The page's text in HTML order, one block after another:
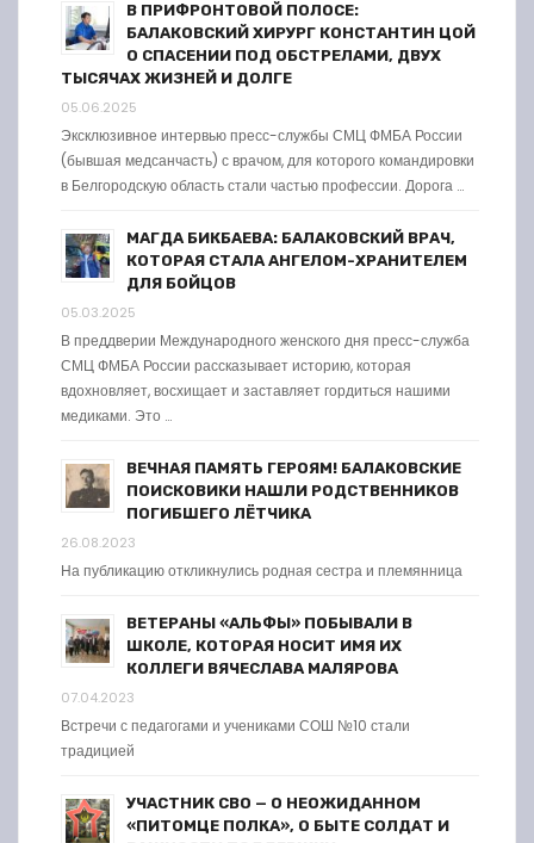
В ПРИФРОНТОВОЙ ПОЛОСЕ:
БАЛАКОВСКИЙ ХИРУРГ КОНСТАНТИН ЦОЙ
О СПАСЕНИИ ПОД ОБСТРЕЛАМИ, ДВУХ
ТЫСЯЧАХ ЖИЗНЕЙ И ДОЛГЕ
05.06.2025
Эксклюзивное интервью пресс-службы СМЦ ФМБА России
(бывшая медсанчасть) с врачом, для которого командировки
в Белгородскую область стали частью профессии. Дорога …
МАГДА БИКБАЕВА: БАЛАКОВСКИЙ ВРАЧ,
КОТОРАЯ СТАЛА АНГЕЛОМ-ХРАНИТЕЛЕМ
ДЛЯ БОЙЦОВ
05.03.2025
В преддверии Международного женского дня пресс-служба
СМЦ ФМБА России рассказывает историю, которая
вдохновляет, восхищает и заставляет гордиться нашими
медиками. Это …
ВЕЧНАЯ ПАМЯТЬ ГЕРОЯМ! БАЛАКОВСКИЕ
ПОИСКОВИКИ НАШЛИ РОДСТВЕННИКОВ
ПОГИБШЕГО ЛЁТЧИКА
26.08.2023
На публикацию откликнулись родная сестра и племянница
ВЕТЕРАНЫ «АЛЬФЫ» ПОБЫВАЛИ В
ШКОЛЕ, КОТОРАЯ НОСИТ ИМЯ ИХ
КОЛЛЕГИ ВЯЧЕСЛАВА МАЛЯРОВА
07.04.2023
Встречи с педагогами и учениками СОШ №10 стали
традицией
УЧАСТНИК СВО — О НЕОЖИДАННОМ
«ПИТОМЦЕ ПОЛКА», О БЫТЕ СОЛДАТ И